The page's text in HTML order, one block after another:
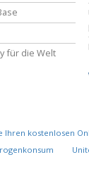
für die Welt
Ihren kostenlosen